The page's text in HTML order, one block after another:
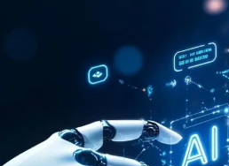
البنية التحتية والنقل الذكي.
عالمياً في صناعة القطارات
واسعة في تطوير حلول نقل
ويأتي إدماج قاطرات DO-70X ضمن رؤية المغرب الرامية إلى
نجاعة واستدامة، بما يواكب
السكك الحديدية كرافعة للتنمية